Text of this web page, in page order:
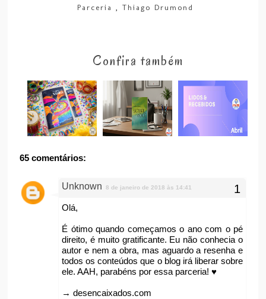
Parceria , Thiago Drumond
Confira também
65 comentários:
Unknown 8 de janeiro de 2018 às 14:41
Olá,
É ótimo quando começamos o ano com o pé
direito, é muito gratificante. Eu não conhecia o
autor e nem a obra, mas aguardo a resenha e
todos os conteúdos que o blog irá liberar sobre
ele. AAH, parabéns por essa parceria! ♥
→ desencaixados.com